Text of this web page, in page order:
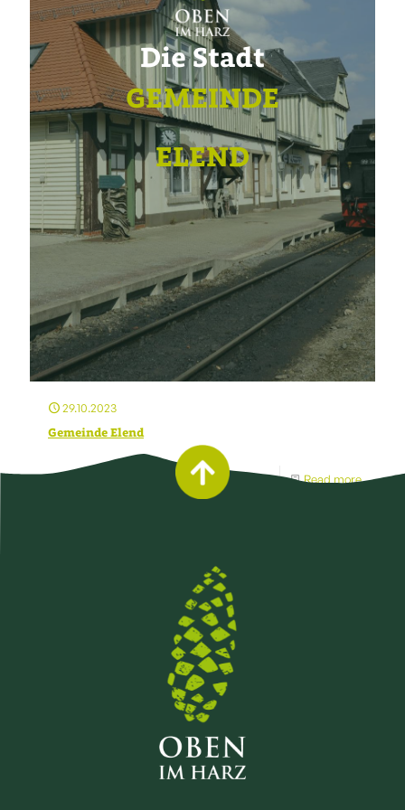
Die Stadt
GEMEINDE
ELEND
29.10.2023
Gemeinde Elend
Read more